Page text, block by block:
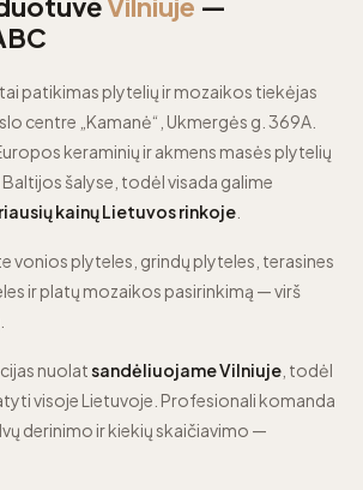
patikimas plytelių ir mozaikos tiekėjas
centre „Kamanė“, Ukmergės g. 369A.
keraminių ir akmens masės plytelių
šalyse, todėl visada galime
kainų Lietuvos rinkoje
vonios plyteles, grindų plyteles, terasines
ir platų mozaikos pasirinkimą — virš
nuolatsandėliuojame Vilniuje , todėl
visoje Lietuvoje. Profesionali komanda
derinimo ir kiekių skaičiavimo —